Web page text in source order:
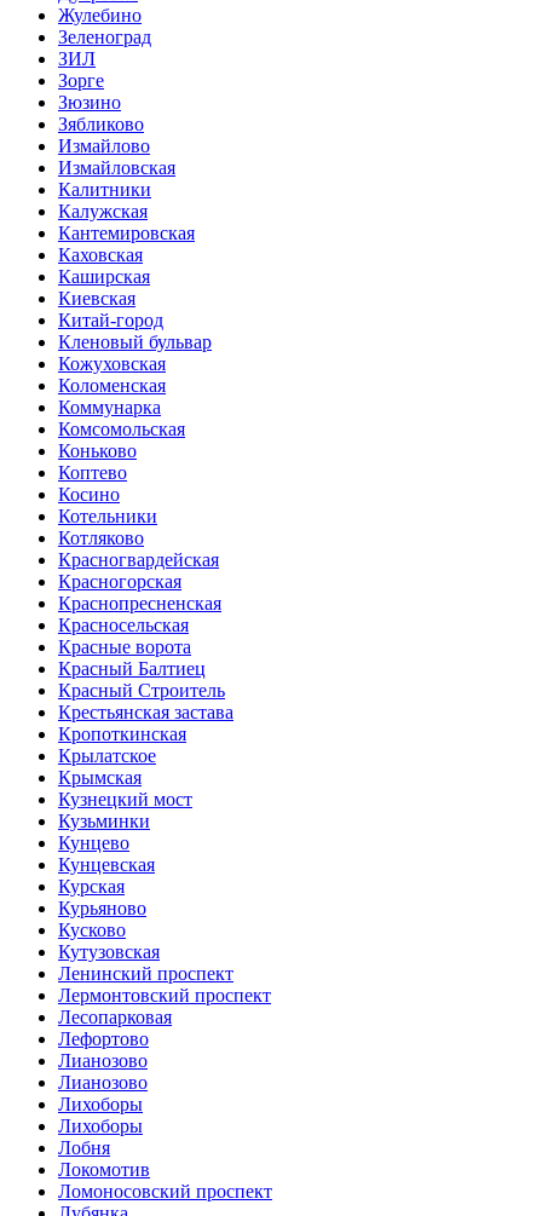
Жулебино
Зеленоград
ЗИЛ
Зорге
Зюзино
Зябликово
Измайлово
Измайловская
Калитники
Калужская
Кантемировская
Каховская
Каширская
Киевская
Китай-город
Кленовый бульвар
Кожуховская
Коломенская
Коммунарка
Комсомольская
Коньково
Коптево
Косино
Котельники
Котляково
Красногвардейская
Красногорская
Краснопресненская
Красносельская
Красные ворота
Красный Балтиец
Красный Строитель
Крестьянская застава
Кропоткинская
Крылатское
Крымская
Кузнецкий мост
Кузьминки
Кунцево
Кунцевская
Курская
Курьяново
Кусково
Кутузовская
Ленинский проспект
Лермонтовский проспект
Лесопарковая
Лефортово
Лианозово
Лианозово
Лихоборы
Лихоборы
Лобня
Локомотив
Ломоносовский проспект